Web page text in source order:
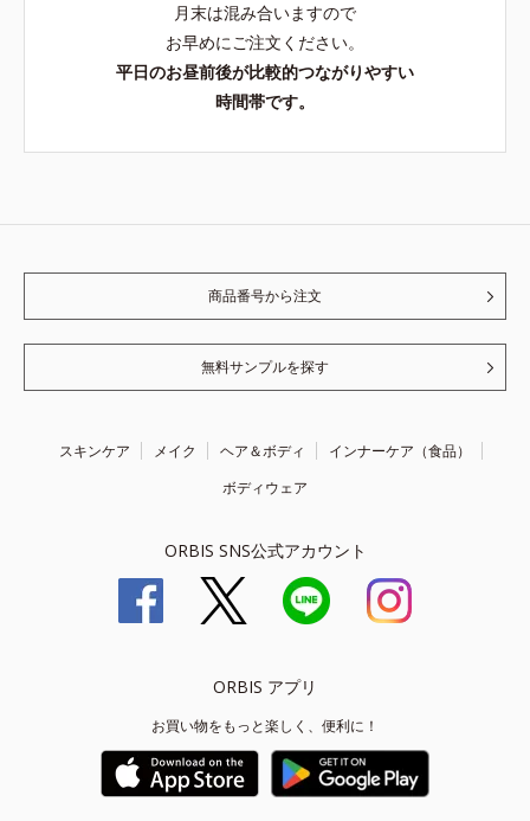
月末は混み合いますので
お早めにご注文ください。
平日のお昼前後が比較的つながりやすい
時間帯です。
商品番号から注文
無料サンプルを探す
スキンケア メイク ヘア＆ボディ
インナーケア（食品）
ボディウェア
ORBIS SNS公式アカウント
ORBIS アプリ
お買い物をもっと楽しく、便利に！